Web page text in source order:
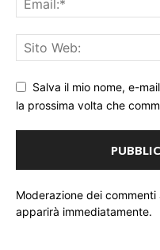
Salva il mio nome, e-
la prossima volta che
Moderazione dei
apparirà immediatamente.